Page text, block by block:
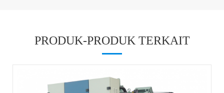
PRODUK-PRODUK TERKAIT